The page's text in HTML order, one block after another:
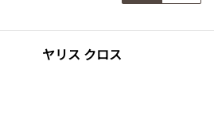
ヤリス クロス